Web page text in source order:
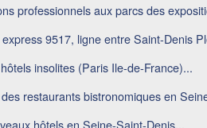
professionnels aux parcs des
9517, ligne entre Saint-Denis
insolites (Paris Ile-de-France)...
restaurants bistronomiques en
hôtels en Seine-Saint-Denis...